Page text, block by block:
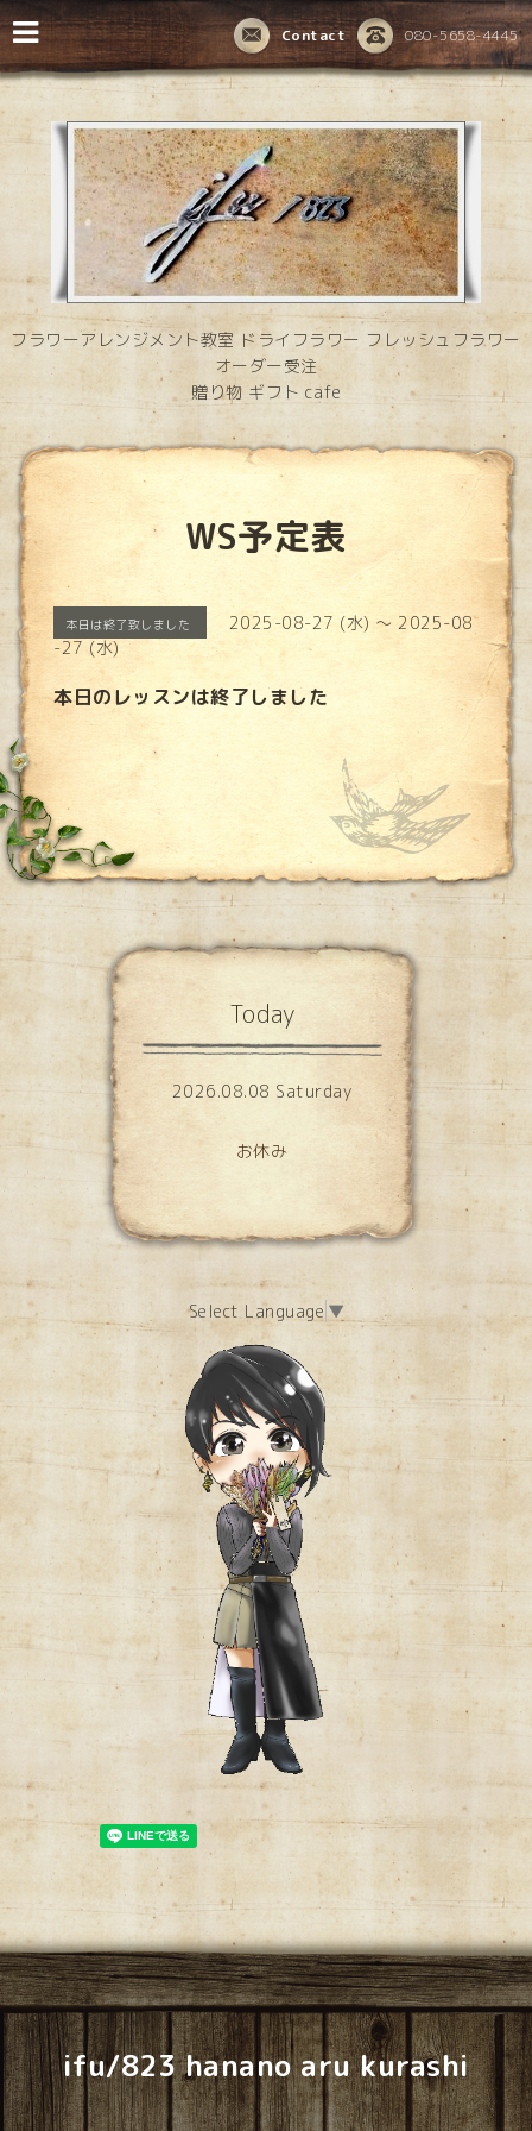
080-5658-4445
Contact
フラワーアレンジメント教室 ドライフラワー フレッシュフラワー
オーダー受注
贈り物 ギフト cafe
WS予定表
本日は終了致しました
2025-08-27 (水) ～ 2025-08
-27 (水)
本日のレッスンは終了しました
Today
2026.08.08 Saturday
お休み
Select Language ▼
ifu/823 hanano aru kurashi